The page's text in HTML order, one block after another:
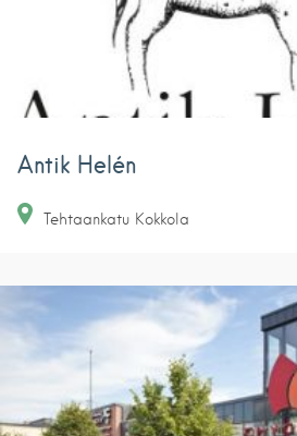
Antik Helén
Tehtaankatu Kokkola